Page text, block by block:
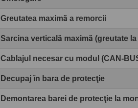
Greutatea maximă a remorcii
Sarcina verticală maximă (greutate
Cablajul necesar cu modul (CAN-
Decupaj în bara de protecţie
Demontarea barei de protecţie la